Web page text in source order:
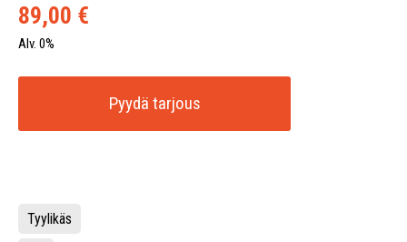
89,00 €
Alv. 0%
Pyydä tarjous
Tyylikäs